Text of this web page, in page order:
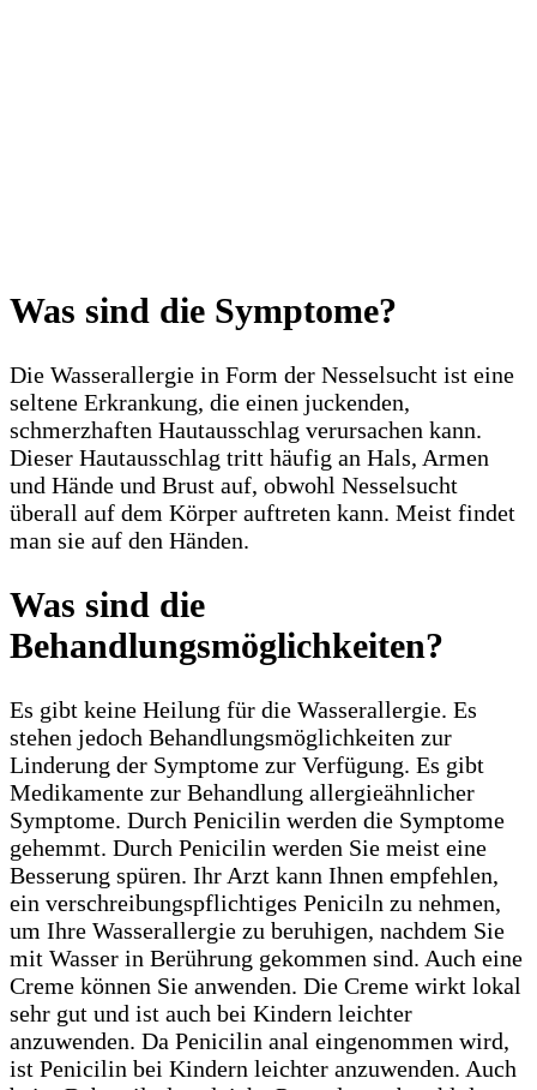
Was sind die Symptome?
Die Wasserallergie in Form der Nesselsucht ist eine
seltene Erkrankung, die einen juckenden,
schmerzhaften Hautausschlag verursachen kann.
Dieser Hautausschlag tritt häufig an Hals, Armen
und Hände und Brust auf, obwohl Nesselsucht
überall auf dem Körper auftreten kann. Meist findet
man sie auf den Händen.
Was sind die
Behandlungsmöglichkeiten?
Es gibt keine Heilung für die Wasserallergie. Es
stehen jedoch Behandlungsmöglichkeiten zur
Linderung der Symptome zur Verfügung. Es gibt
Medikamente zur Behandlung allergieähnlicher
Symptome. Durch Penicilin werden die Symptome
gehemmt. Durch Penicilin werden Sie meist eine
Besserung spüren. Ihr Arzt kann Ihnen empfehlen,
ein verschreibungspflichtiges Peniciln zu nehmen,
um Ihre Wasserallergie zu beruhigen, nachdem Sie
mit Wasser in Berührung gekommen sind. Auch eine
Creme können Sie anwenden. Die Creme wirkt lokal
sehr gut und ist auch bei Kindern leichter
anzuwenden. Da Penicilin anal eingenommen wird,
ist Penicilin bei Kindern leichter anzuwenden. Auch